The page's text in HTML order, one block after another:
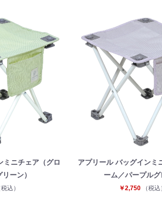
ミニチェア（グロ
ーン）
税込）
アプリール バッグインミ
ーム／パープルグ
￥2,750 （税込